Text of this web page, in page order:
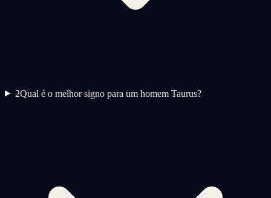
2Qual é o melhor signo para um homem Taurus?